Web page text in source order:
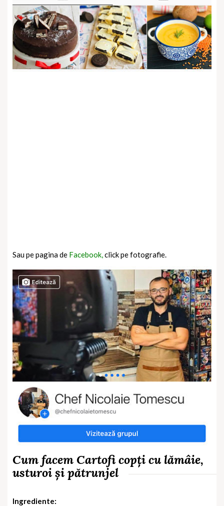
Sau pe pagina de Facebook,click pe fotografie.
Cum facem Cartofi copți cu lămâie,
usturoi și pătrunjel
Ingrediente: